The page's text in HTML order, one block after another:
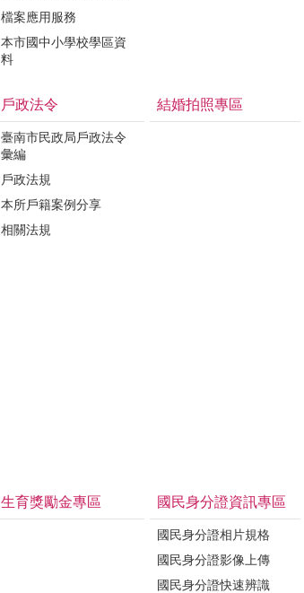
檔案應用服務
本市國中小學校學區資
料
戶政法令
臺南市民政局戶政法令
彙編
戶政法規
本所戶籍案例分享
相關法規
結婚拍照專區
生育獎勵金專區 國民身分證資訊專區
國民身分證相片規格
國民身分證影像上傳
國民身分證快速辨識